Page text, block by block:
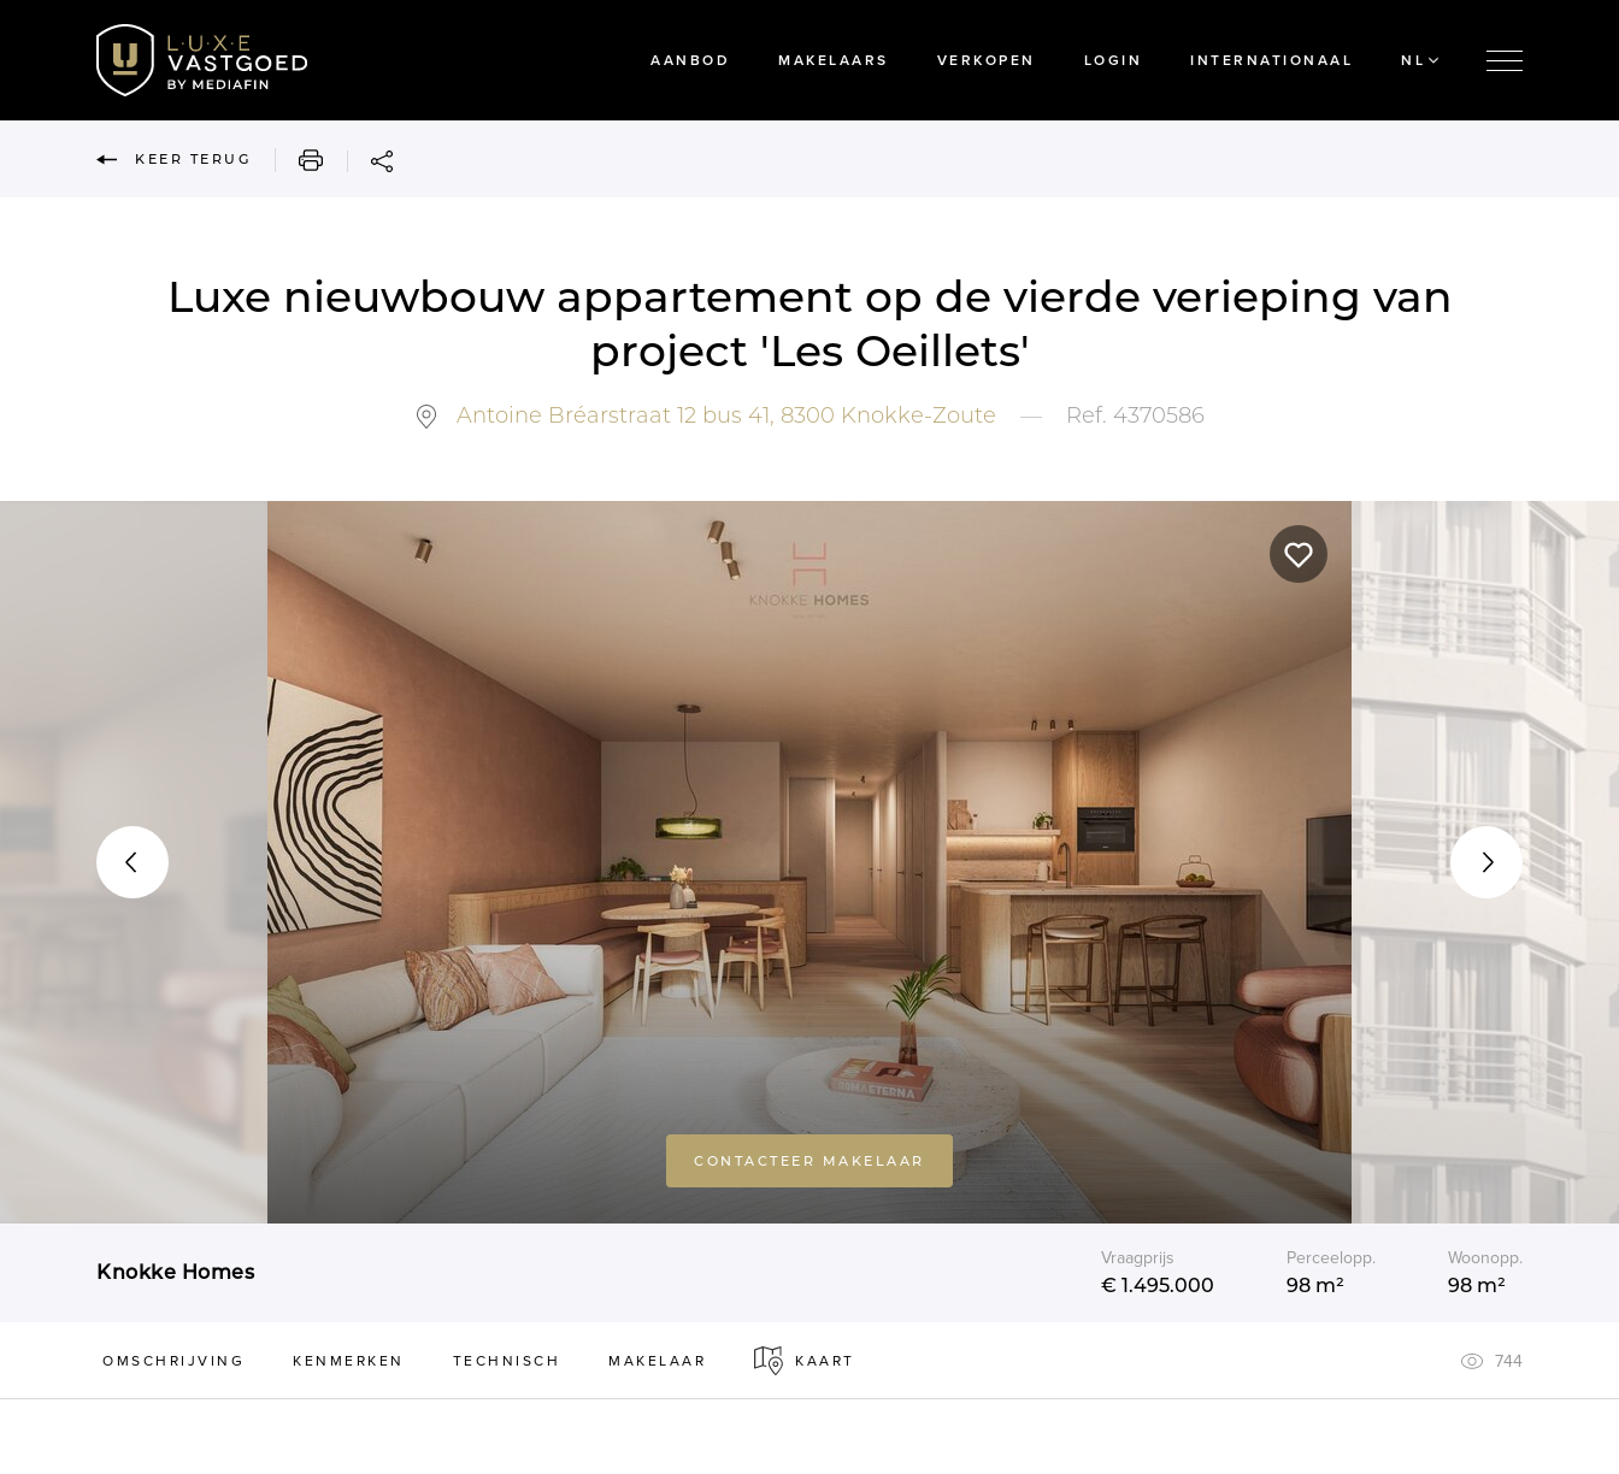
AANBOD MAKELAARS VERKOPEN LOGIN INTERNATIONAAL NL
KEER TERUG AFDRUKKEN
Luxe nieuwbouw appartement op de vierde verieping van
project 'Les Oeillets'
Antoine Bréarstraat 12 bus 41, 8300 Knokke-Zoute — Ref. 4370586
CONTACTEER MAKELAAR
Knokke Homes
Vraagprijs
€ 1.495.000
Perceelopp.
98 m²
Woonopp.
98 m²
OMSCHRIJVING KENMERKEN TECHNISCH MAKELAAR KAART 744